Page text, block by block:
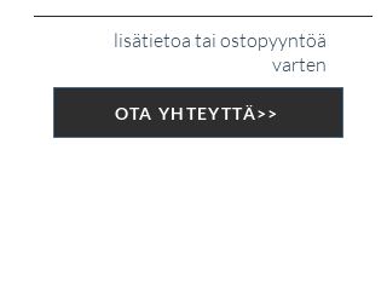
lisätietoa tai ostopyyntöä
varten
OTA YHTEYTTÄ>>